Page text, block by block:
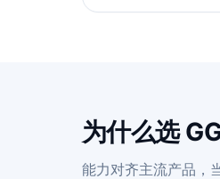
为什么选
能力对齐主流产品，